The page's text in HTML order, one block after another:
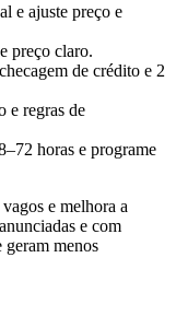
e ajuste preço e
preço claro.
de crédito e 2
e regras de
horas e programe
e melhora a
e com
geram menos